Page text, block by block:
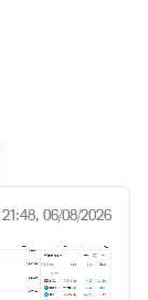
21:48, 06/08/2026